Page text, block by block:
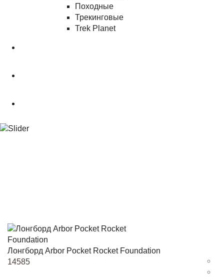
Походные
Трекинговые
Trek Planet
Лонгборд Arbor Pocket Rocket Foundation
14585